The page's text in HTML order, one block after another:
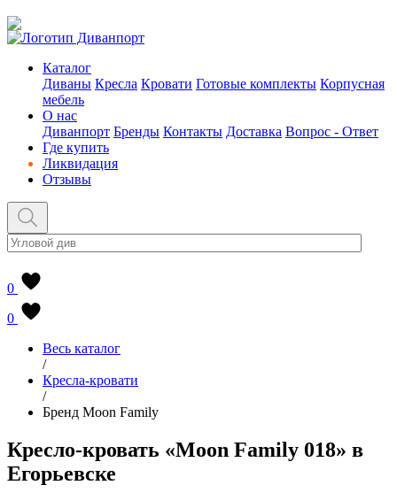
Каталог
Диваны Кресла Кровати Готовые комплекты Корпусная
мебель
О нас
Диванпорт Бренды Контакты Доставка Вопрос - Ответ
Где купить
Ликвидация
Отзывы
0
0
Весь каталог
/
Кресла-кровати
/
Бренд Moon Family
Кресло-кровать «Moon Family 018» в
Егорьевске